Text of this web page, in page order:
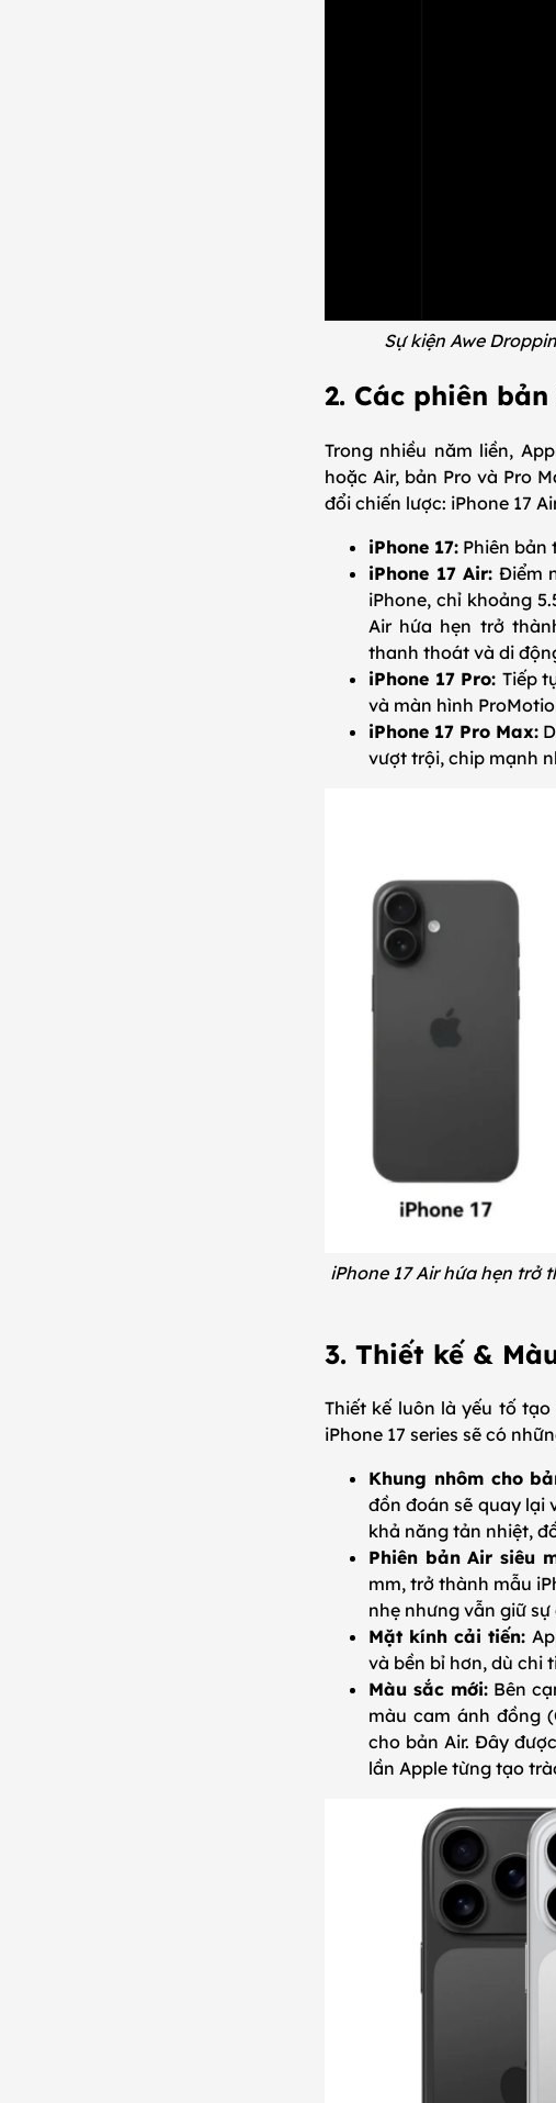
Sự kiện Awe
2. Các phiên bản
Trong nhiều năm liền,
hoặc Air, bản Pro và Pro
đổi chiến lược: iPhone 17
iPhone 17: Phiên bản
iPhone 17 Air: Điểm
iPhone, chỉ khoảng
Air hứa hẹn trở
thanh thoát và di
iPhone 17 Pro: Tiếp
và màn hình
iPhone 17 Pro Max:
vượt trội, chip mạnh
iPhone 17 Air hứa hẹn trở
3. Thiết kế &
Thiết kế luôn là yếu tố
iPhone 17 series sẽ có
Khung nhôm cho
đồn đoán sẽ quay lại
khả năng tản nhiệt,
Phiên bản Air siêu
mm, trở thành mẫu
nhẹ nhưng vẫn giữ
Mặt kính cải tiến:
và bền bỉ hơn, dù chi
Màu sắc mới: Bên
màu cam ánh đồng
cho bản Air. Đây
lần Apple từng tạo